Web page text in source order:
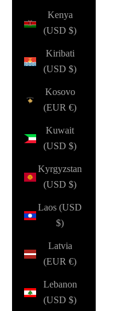
Kenya
(USD $)
Kiribati
(USD $)
Kosovo
(EUR €)
Kuwait
(USD $)
Kyrgyzstan
(USD $)
Laos (USD
$)
Latvia
(EUR €)
Lebanon
(USD $)